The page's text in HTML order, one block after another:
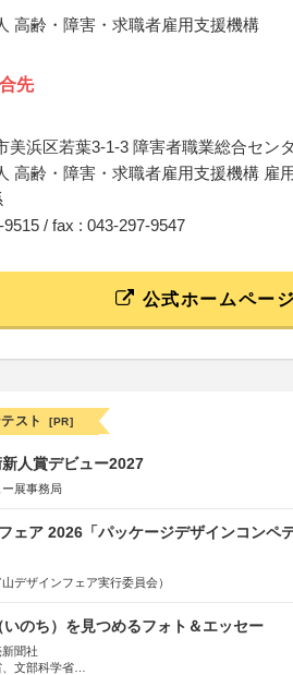
高齢・障害・求職者雇用支援機構
先
美浜区若葉3-1-3 障害者職業総合セン
高齢・障害・求職者雇用支援機構 雇
/ fax : 043-297-9547
公式ホームページ
スト [PR]
人賞デビュー2027
展事務局
ェア 2026「パッケージデザインコンペ
デザインフェア実行委員会）
のち）を見つめるフォト＆エッセー
聞社
文部科学省